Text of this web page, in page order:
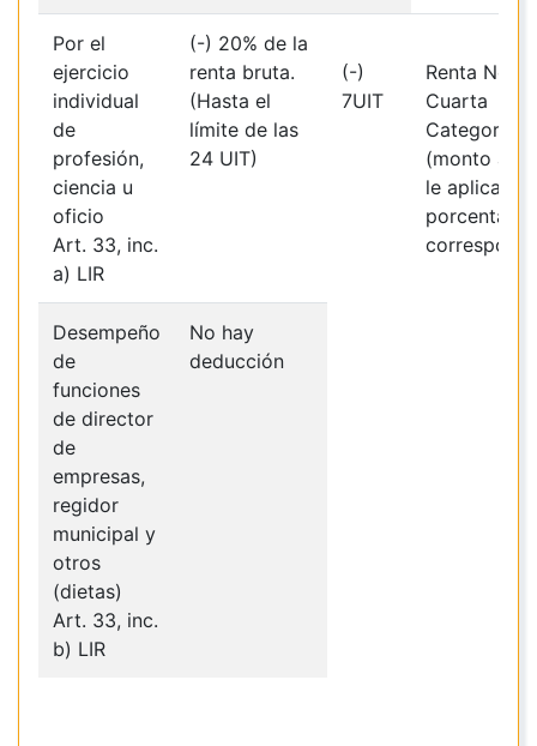
Por el
ejercicio
individual
de
profesión,
ciencia u
oficio
Art. 33, inc.
a) LIR
(-) 20% de la
renta bruta.
(Hasta el
límite de las
24 UIT)
(-)
7UIT
Renta Neta
Cuarta
Categoría
(monto al
le aplica el
porcentaje
Desempeño
de
funciones
de director
de
empresas,
regidor
municipal y
otros
(dietas)
Art. 33, inc.
b) LIR
No hay
deducción